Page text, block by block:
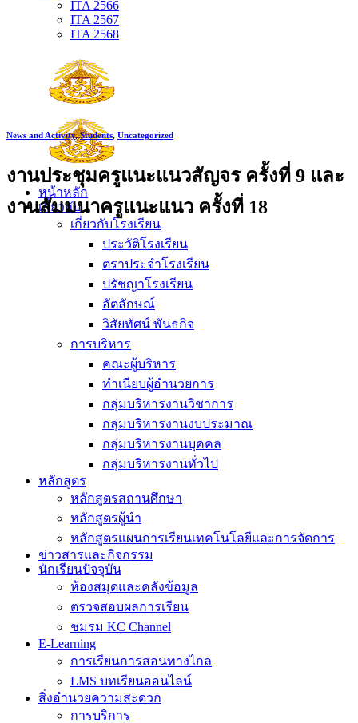
ITA 2566
ITA 2567
ITA 2568
หน้าหลัก
เกี่ยวกับ
เกี่ยวกับโรงเรียน
ประวัติโรงเรียน
ตราประจำโรงเรียน
ปรัชญาโรงเรียน
อัตลักษณ์
วิสัยทัศน์ พันธกิจ
การบริหาร
คณะผู้บริหาร
ทำเนียบผู้อำนวยการ
กลุ่มบริหารงานวิชาการ
กลุ่มบริหารงานงบประมาณ
กลุ่มบริหารงานบุคคล
กลุ่มบริหารงานทั่วไป
หลักสูตร
หลักสูตรสถานศึกษา
หลักสูตรผู้นำ
หลักสูตรแผนการเรียนเทคโนโลยีและการจัดการ
ข่าวสารและกิจกรรม
นักเรียนปัจจุบัน
ห้องสมุดและคลังข้อมูล
ตรวจสอบผลการเรียน
ชมรม KC Channel
E-Learning
การเรียนการสอนทางไกล
LMS บทเรียนออนไลน์
สิ่งอำนวยความสะดวก
การบริการ
News and Activity,Students, Uncategorized
งานประชุมครูแนะแนวสัญจร ครั้งที่ 9 และ
งานสัมมนาครูแนะแนว ครั้งที่ 18